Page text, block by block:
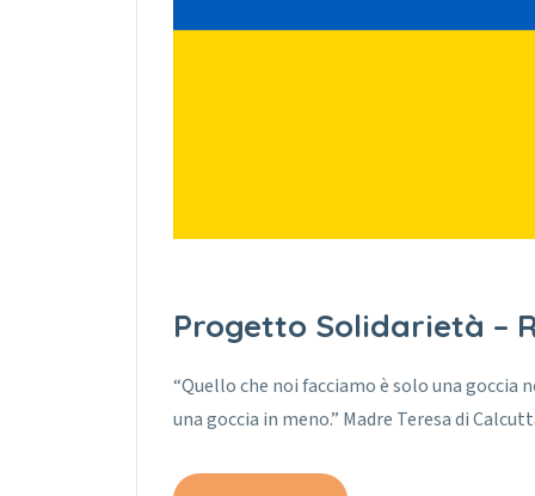
Progetto Solidarietà –
“Quello che noi facciamo è solo una goccia
una goccia in meno.” Madre Teresa di